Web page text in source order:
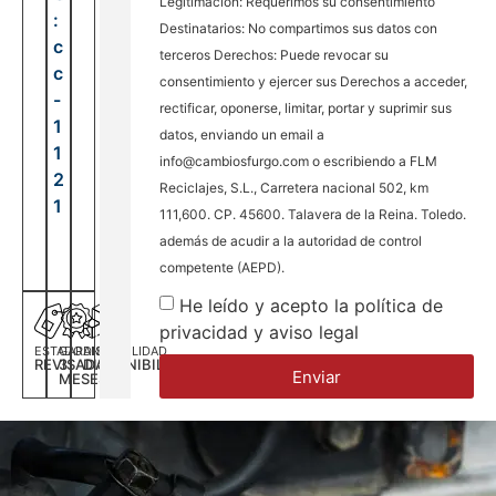
ESTADO
REVISADA
GARANTÍA
3
MESES
DISPONILIDAD
DISPONIBILIDAD
:
c
c
-
1
1
2
1
Destinatarios: No compartimos sus datos con
terceros Derechos: Puede revocar su
consentimiento y ejercer sus Derechos a acceder,
rectificar, oponerse, limitar, portar y suprimir sus
datos, enviando un email a
info@cambiosfurgo.com o escribiendo a FLM
Reciclajes, S.L., Carretera nacional 502, km
111,600. CP. 45600. Talavera de la Reina. Toledo.
además de acudir a la autoridad de control
competente (AEPD).
He leído y acepto la política de
privacidad y aviso legal
Enviar